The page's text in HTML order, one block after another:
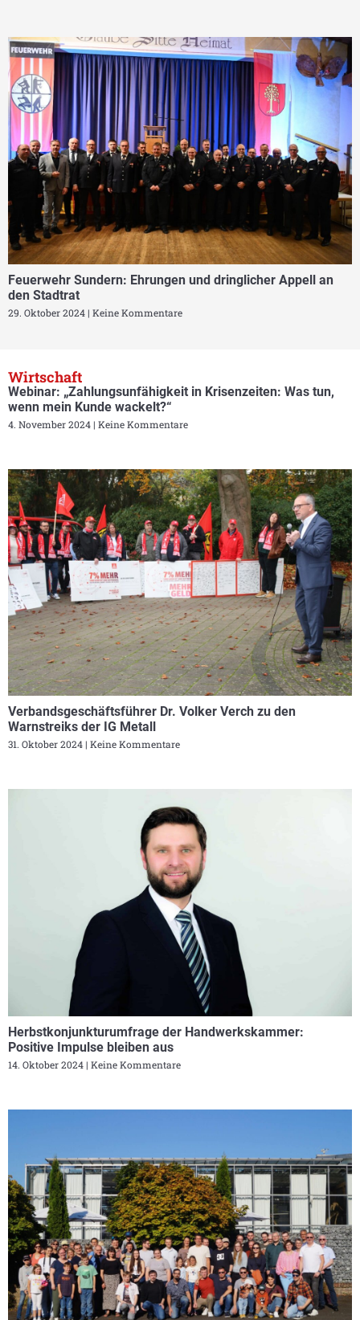
Feuerwehr Sundern: Ehrungen und dringlicher Appell an
den Stadtrat
29. Oktober 2024 Keine Kommentare
Wirtschaft
Webinar: „Zahlungsunfähigkeit in Krisenzeiten: Was tun,
wenn mein Kunde wackelt?“
4. November 2024 Keine Kommentare
Verbandsgeschäftsführer Dr. Volker Verch zu den
Warnstreiks der IG Metall
31. Oktober 2024 Keine Kommentare
Herbstkonjunkturumfrage der Handwerkskammer:
Positive Impulse bleiben aus
14. Oktober 2024 Keine Kommentare